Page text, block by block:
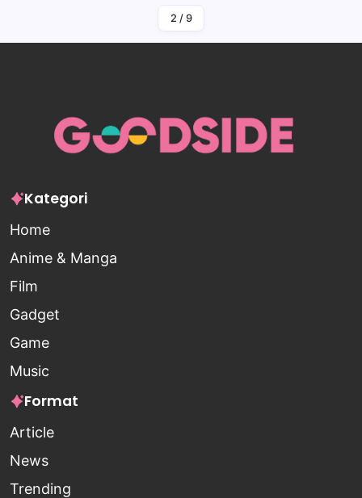
2 / 9
Kategori
Home
Anime & Manga
Film
Gadget
Game
Music
Format
Article
News
Trending